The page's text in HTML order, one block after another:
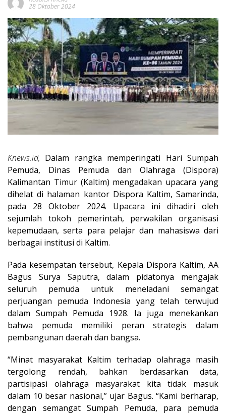
28 Oktober 2024
Knews.id, Dalam rangka memperingati Hari Sumpah
Pemuda, Dinas Pemuda dan Olahraga (Dispora)
Kalimantan Timur (Kaltim) mengadakan upacara yang
dihelat di halaman kantor Dispora Kaltim, Samarinda,
pada 28 Oktober 2024. Upacara ini dihadiri oleh
sejumlah tokoh pemerintah, perwakilan organisasi
kepemudaan, serta para pelajar dan mahasiswa dari
berbagai institusi di Kaltim.
Pada kesempatan tersebut, Kepala Dispora Kaltim, AA
Bagus Surya Saputra, dalam pidatonya mengajak
seluruh pemuda untuk meneladani semangat
perjuangan pemuda Indonesia yang telah terwujud
dalam Sumpah Pemuda 1928. Ia juga menekankan
bahwa pemuda memiliki peran strategis dalam
pembangunan daerah dan bangsa.
“Minat masyarakat Kaltim terhadap olahraga masih
tergolong rendah, bahkan berdasarkan data,
partisipasi olahraga masyarakat kita tidak masuk
dalam 10 besar nasional,” ujar Bagus. “Kami berharap,
dengan semangat Sumpah Pemuda, para pemuda